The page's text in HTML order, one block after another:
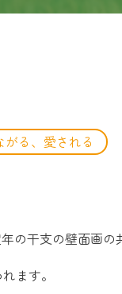
る、愛される
の干支の壁面画の
ます。